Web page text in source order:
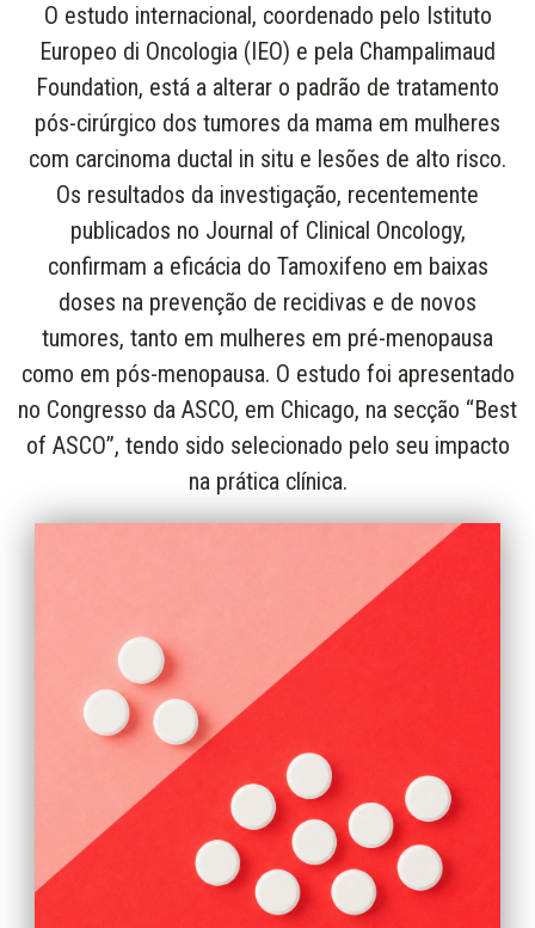
O estudo internacional, coordenado pelo Istituto
Europeo di Oncologia (IEO) e pela Champalimaud
Foundation, está a alterar o padrão de tratamento
pós-cirúrgico dos tumores da mama em mulheres
com carcinoma ductal in situ e lesões de alto risco.
Os resultados da investigação, recentemente
publicados no Journal of Clinical Oncology,
confirmam a eficácia do Tamoxifeno em baixas
doses na prevenção de recidivas e de novos
tumores, tanto em mulheres em pré-menopausa
como em pós-menopausa. O estudo foi apresentado
no Congresso da ASCO, em Chicago, na secção “Best
of ASCO”, tendo sido selecionado pelo seu impacto
na prática clínica.